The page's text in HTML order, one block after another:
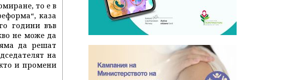
то е в
каза
години във
не може да
да решат
на
и промени